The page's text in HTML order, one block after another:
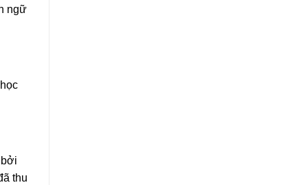
ngữ
thu